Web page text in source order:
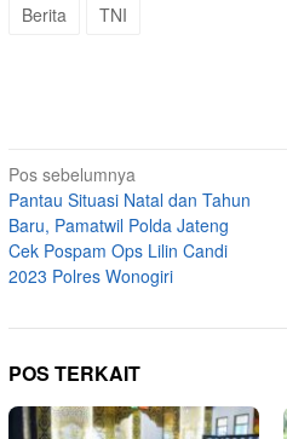
Berita TNI
Navigasi
pos
Pos sebelumnya
Pantau Situasi Natal dan Tahun
Baru, Pamatwil Polda Jateng
Cek Pospam Ops Lilin Candi
2023 Polres Wonogiri
POS TERKAIT